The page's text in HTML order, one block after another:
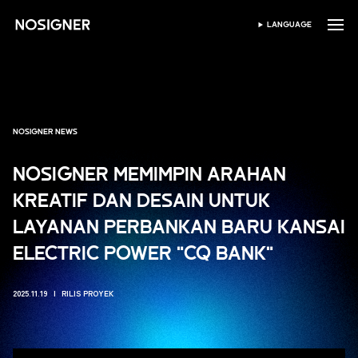
BERANDA PILIH BAHASA
LANGUAGE
NOSIGNER NEWS
NOSIGNER MEMIMPIN ARAHAN
KREATIF DAN DESAIN UNTUK
LAYANAN PERBANKAN BARU KANSAI
ELECTRIC POWER "CQ BANK"
2025.11.19 RILIS PROYEK